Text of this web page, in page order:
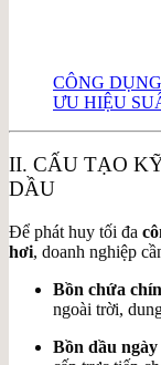
CÔNG
ƯU HIỆU
II. CẤU TẠO
DẦU
Để phát huy tối đa
hơi, doanh nghiệp
Bồn chứa
ngoài trời,
Bồn dầu